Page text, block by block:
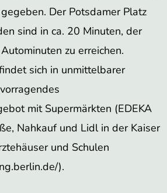
Der Potsdamer Platz
sind in ca. 20 Minuten, der
zu erreichen.
sich in unmittelbarer
mit Supermärkten (EDEKA
Nahkauf und Lidl in der Kaiser
und Schulen
).